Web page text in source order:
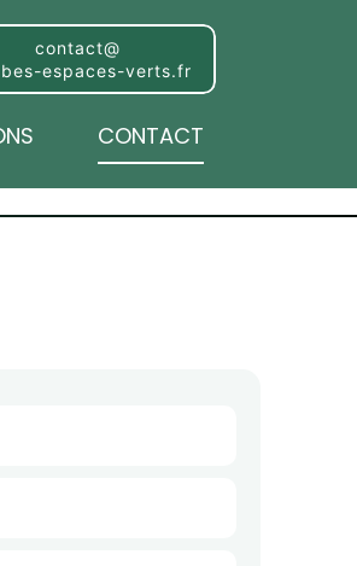
CONTACT
contact@
espaces-verts.fr